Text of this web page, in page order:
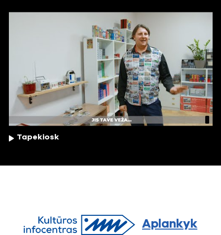
Tapekiosk
Aplankyk